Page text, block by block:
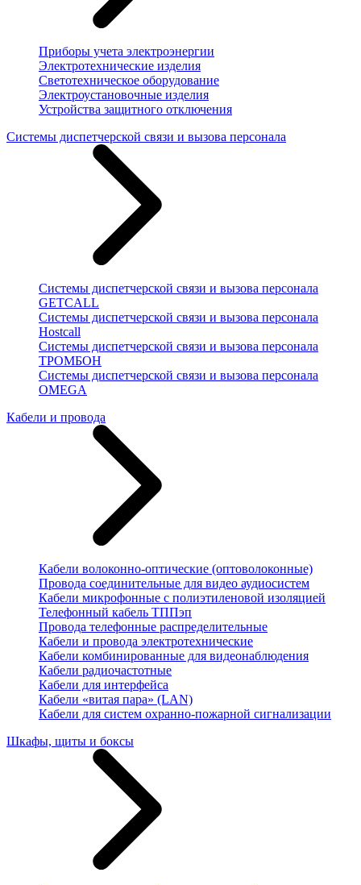
Приборы учета электроэнергии
Электротехнические изделия
Светотехническое оборудование
Электроустановочные изделия
Устройства защитного отключения
Системы диспетчерской связи и вызова персонала
Системы диспетчерской связи и вызова персонала
GETCALL
Системы диспетчерской связи и вызова персонала
Hostcall
Системы диспетчерской связи и вызова персонала
ТРОМБОН
Системы диспетчерской связи и вызова персонала
OMEGA
Кабели и провода
Кабели волоконно-оптические (оптоволоконные)
Провода соединительные для видео аудиосистем
Кабели микрофонные с полиэтиленовой изоляцией
Телефонный кабель ТППэп
Провода телефонные распределительные
Кабели и провода электротехнические
Кабели комбинированные для видеонаблюдения
Кабели радиочастотные
Кабели для интерфейса
Кабели «витая пара» (LAN)
Кабели для систем охранно-пожарной сигнализации
Шкафы, щиты и боксы